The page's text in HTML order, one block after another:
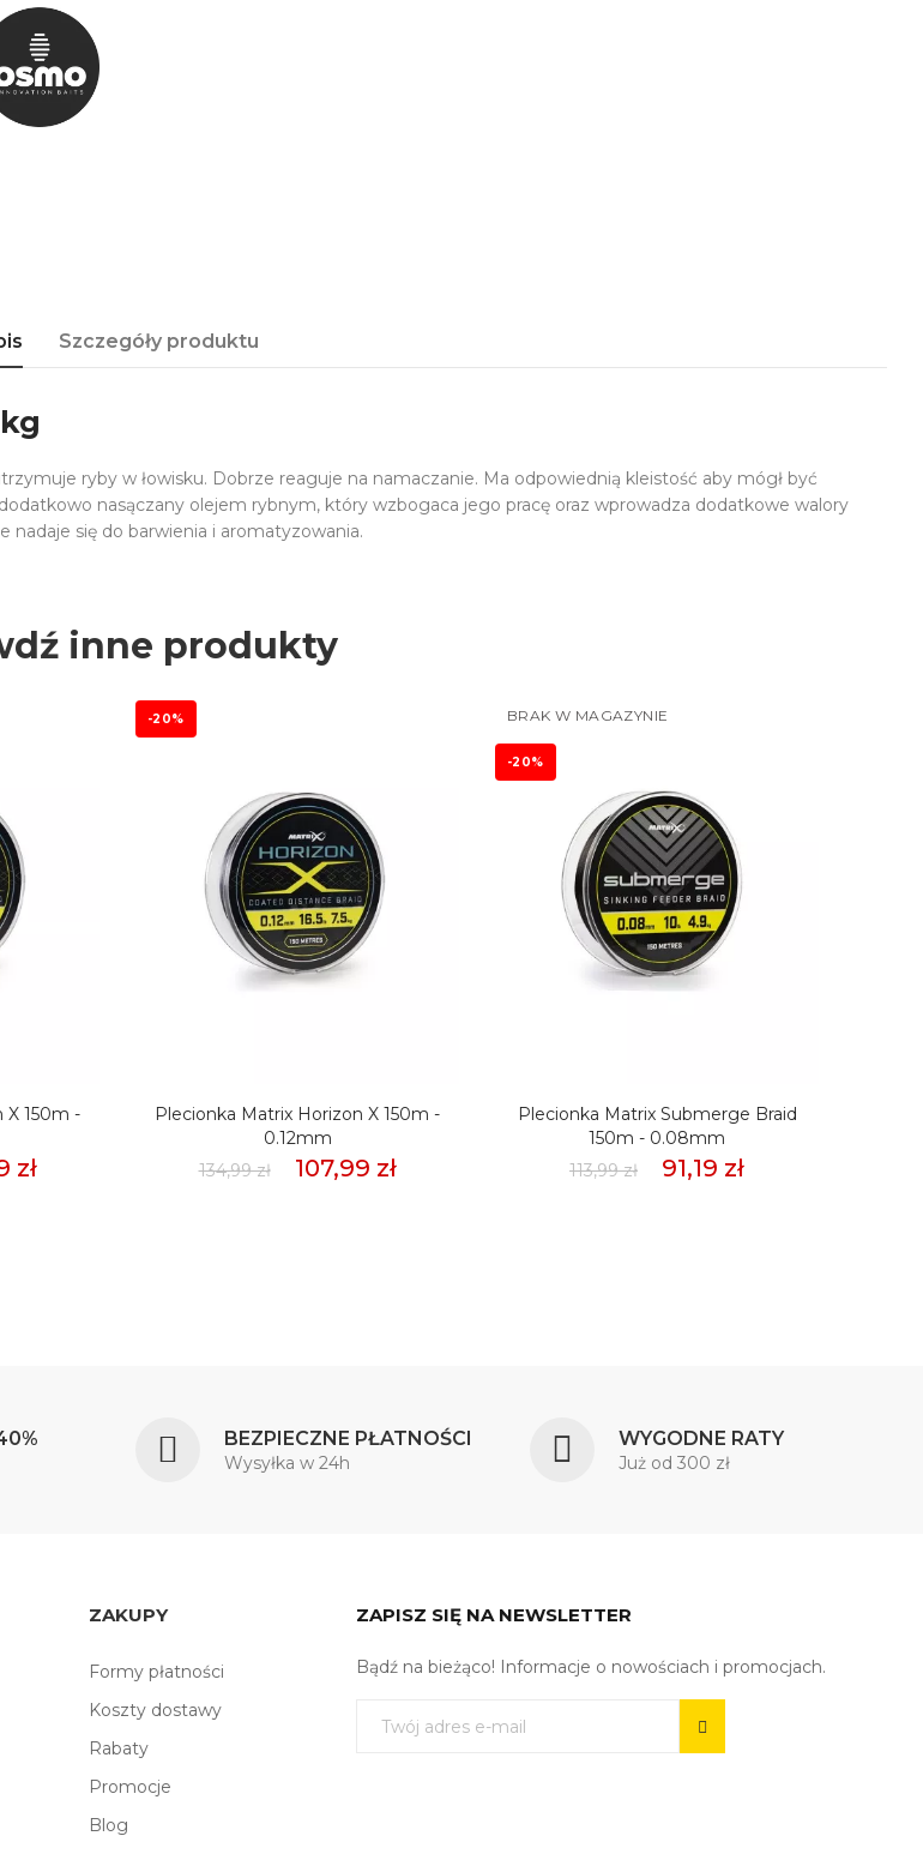
Szczegóły produktu
ryby w łowisku. Dobrze reaguje na namaczanie. Ma odpowiednią kleistość aby mógł być
nasączany olejem rybnym, który wzbogaca jego pracę oraz wprowadza dodatkowe walory
nadaje się do barwienia i aromatyzowania.
inne produkty
X 150m -
zł
-20%
Plecionka Matrix Horizon X 150m -
0.12mm
134,99 zł
107,99 zł
BRAK W MAGAZYNIE
-20%
Plecionka Matrix Submerge Braid
150m - 0.08mm
113,99 zł
91,19 zł
BEZPIECZNE PŁATNOŚCI
Wysyłka w 24h
WYGODNE RATY
Już od 300 zł
ZAKUPY
Formy płatności
Koszty dostawy
Rabaty
Promocje
Blog
ZAPISZ SIĘ NA NEWSLETTER
Bądź na bieżąco! Informacje o nowościach i promocjach.